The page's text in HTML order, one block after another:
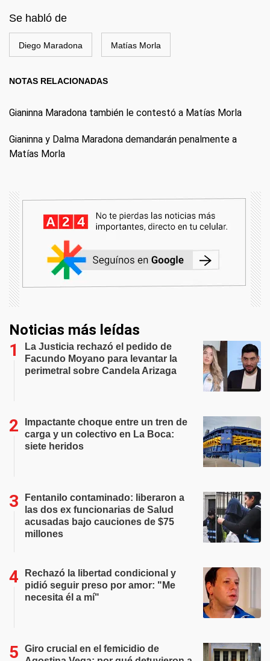
Se habló de
Diego Maradona Matías Morla
NOTAS RELACIONADAS
Gianinna Maradona también le contestó a Matías Morla
Gianinna y Dalma Maradona demandarán penalmente a
Matías Morla
Noticias más leídas
La Justicia rechazó el pedido de
Facundo Moyano para levantar la
perimetral sobre Candela Arizaga
Impactante choque entre un tren de
carga y un colectivo en La Boca:
siete heridos
Fentanilo contaminado: liberaron a
las dos ex funcionarias de Salud
acusadas bajo cauciones de $75
millones
Rechazó la libertad condicional y
pidió seguir preso por amor: "Me
necesita él a mí"
Giro crucial en el femicidio de